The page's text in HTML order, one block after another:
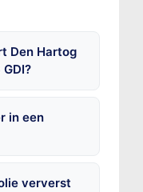
Den Hartog
in een
ververst